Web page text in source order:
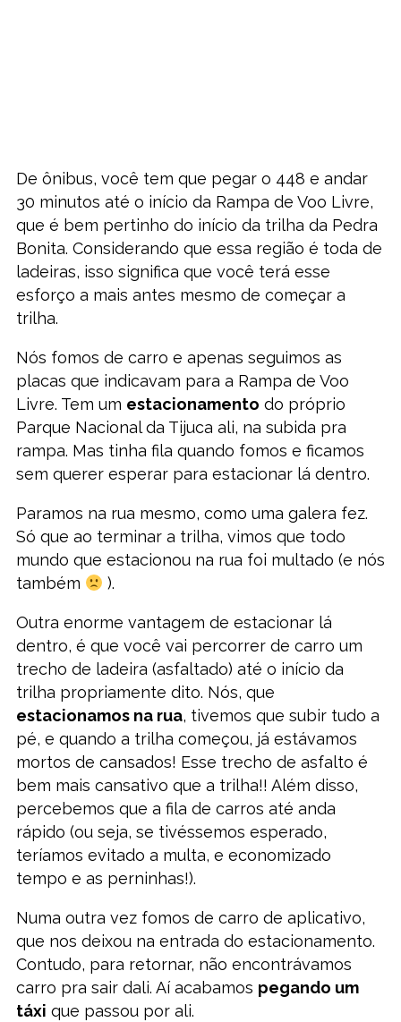
De ônibus, você tem que pegar o 448 e andar
30 minutos até o início da Rampa de Voo Livre,
que é bem pertinho do início da trilha da Pedra
Bonita. Considerando que essa região é toda de
ladeiras, isso significa que você terá esse
esforço a mais antes mesmo de começar a
trilha.
Nós fomos de carro e apenas seguimos as
placas que indicavam para a Rampa de Voo
Livre. Tem um estacionamento do próprio
Parque Nacional da Tijuca ali, na subida pra
rampa. Mas tinha fila quando fomos e ficamos
sem querer esperar para estacionar lá dentro.
Paramos na rua mesmo, como uma galera fez.
Só que ao terminar a trilha, vimos que todo
mundo que estacionou na rua foi multado (e nós
também
).
Outra enorme vantagem de estacionar lá
dentro, é que você vai percorrer de carro um
trecho de ladeira (asfaltado) até o início da
trilha propriamente dito. Nós, que
estacionamos na rua, tivemos que subir tudo a
pé, e quando a trilha começou, já estávamos
mortos de cansados! Esse trecho de asfalto é
bem mais cansativo que a trilha!! Além disso,
percebemos que a fila de carros até anda
rápido (ou seja, se tivéssemos esperado,
teríamos evitado a multa, e economizado
tempo e as perninhas!).
Numa outra vez fomos de carro de aplicativo,
que nos deixou na entrada do estacionamento.
Contudo, para retornar, não encontrávamos
carro pra sair dali. Aí acabamos pegando um
táxi que passou por ali.